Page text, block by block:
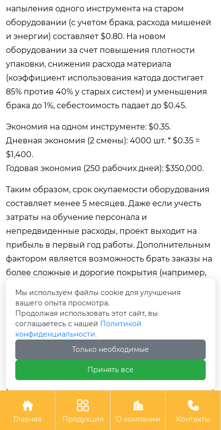
напыления одного инструмента на старом
оборудовании (с учетом брака, расхода мишеней
и энергии) составляет $0.80. На новом
оборудовании за счет повышения плотности
упаковки, снижения расхода материала
(коэффициент использования катода достигает
85% против 40% у старых систем) и уменьшения
брака до 1%, себестоимость падает до $0.45.
Экономия на одном инструменте: $0.35.
Дневная экономия (2 смены): 4000 шт. * $0.35 =
$1,400.
Годовая экономия (250 рабочих дней): $350,000.
Таким образом, срок окупаемости оборудования
составляет менее 5 месяцев. Даже если учесть
затраты на обучение персонала и
непредвиденные расходы, проект выходит на
прибыль в первый год работы. Дополнительным
фактором является возможность брать заказы на
более сложные и дорогие покрытия (например,
качественно выполнить на устаревшем
оборудовании. Маржинальность таких работ
выше на 40-60%.
Важно учитывать и скрытые выгоды: снижение
энергопотребления современных блоков
питания на 20-25% по сравнению с моделями 10-
летней давности дает дополнительную экономию
тысяч долларов в год на счетах за электричество.
Долговечность катодов снижает частоту

Главная

Продукция

О компании

Контакты
Мы используем файлы cookie для улучшения
вашего опыта просмотра.
Продолжая использовать этот сайт, вы
соглашаетесь с нашей Политикой
конфиденциальности.
Только необходимые
Принять все